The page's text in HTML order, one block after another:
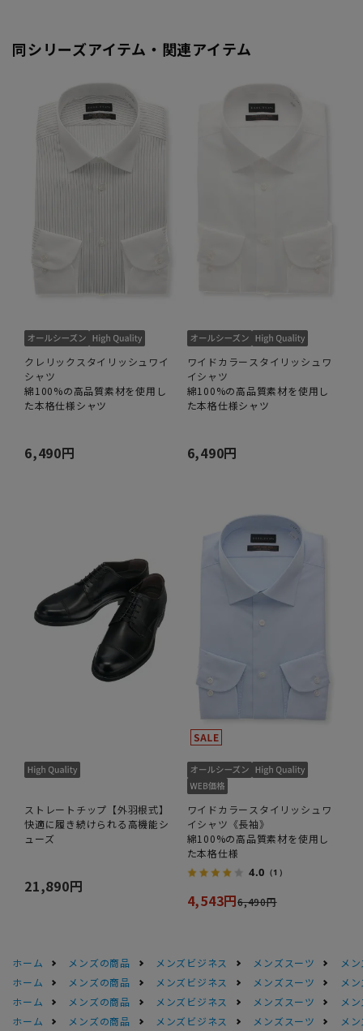
同シリーズアイテム・関連アイテム
クレリックスタイリッシュワイ
シャツ
綿100%の高品質素材を使用し
た本格仕様シャツ
6,490円
ワイドカラースタイリッシュワ
イシャツ
綿100%の高品質素材を使用し
た本格仕様シャツ
6,490円
ストレートチップ【外羽根式】
快適に履き続けられる高機能シ
ューズ
21,890円
ワイドカラースタイリッシュワ
イシャツ《長袖》
綿100%の高品質素材を使用し
た本格仕様
4.0 （1）
4,543円6,490円
ホーム メンズの商品 メンズビジネス メンズスーツ
メ
ホーム
メンズの商品 メンズビジネス メンズスーツ
メ
ホーム
メンズの商品 メンズビジネス メンズスーツ
メ
ホーム
メンズの商品 メンズビジネス メンズスーツ
メ